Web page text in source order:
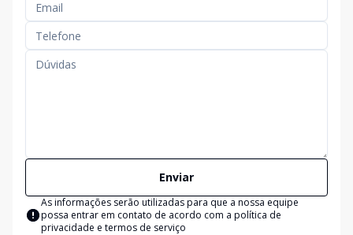
Enviar
As informações serão utilizadas para que a nossa equipe
possa entrar em contato de acordo com a política de
privacidade e termos de serviço